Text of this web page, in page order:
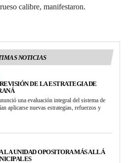
calibre, manifestaron.
NOTICIAS
DE LA ESTRATEGIA DE
una evaluación integral del sistema de
aplicarse nuevas estrategias, refuerzos y
LA UNIDAD OPOSITORA MÁS ALLÁ